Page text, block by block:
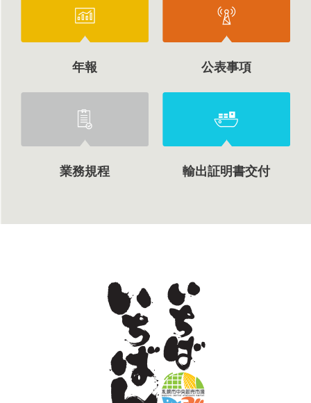
年報 公表事項
業務規程 輸出証明書交付